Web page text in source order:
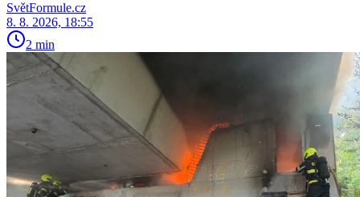
SvětFormule.cz
8. 8. 2026, 18:55
2 min